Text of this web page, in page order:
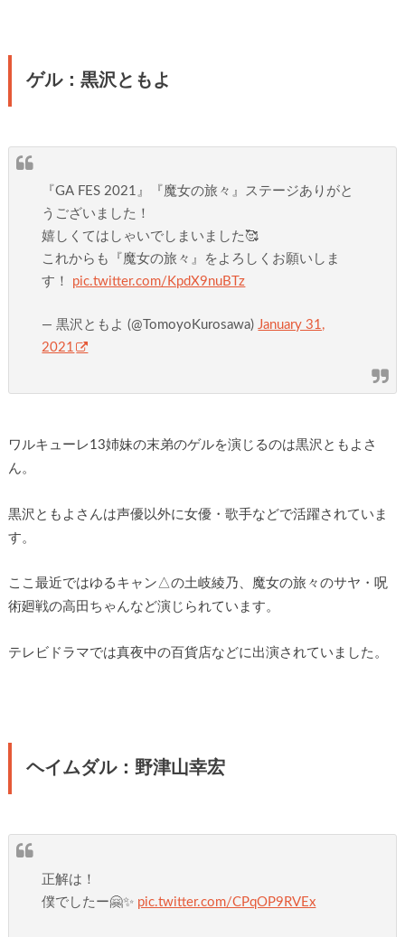
ゲル：黒沢ともよ
『GA FES 2021』『魔女の旅々』ステージありがと
うございました！
嬉しくてはしゃいでしまいました🥰
これからも『魔女の旅々』をよろしくお願いしま
す！ pic.twitter.com/KpdX9nuBTz
— 黒沢ともよ (@TomoyoKurosawa)January 31,
2021
ワルキューレ13姉妹の末弟のゲルを演じるのは黒沢ともよさ
ん。
黒沢ともよさんは声優以外に女優・歌手などで活躍されていま
す。
ここ最近ではゆるキャン△の土岐綾乃、魔女の旅々のサヤ・呪
術廻戦の高田ちゃんなど演じられています。
テレビドラマでは真夜中の百貨店などに出演されていました。
ヘイムダル：野津山幸宏
正解は！
僕でしたー🤗✨ pic.twitter.com/CPqOP9RVEx